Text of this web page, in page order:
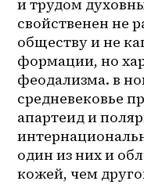
и трудом
свойственен не
обществу и не
формации, но
феодализма. в
средневековье
апартеид и
один из них и
кожей, чем